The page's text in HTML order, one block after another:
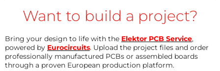
Want to build a project?
Bring your design to life with the Elektor PCB Service,
powered by Eurocircuits. Upload the project files and order
professionally manufactured PCBs or assembled boards
through a proven European production platform.